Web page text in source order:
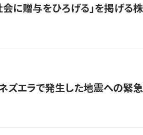
会に贈与をひろげる」を掲げ
ズエラで発生した地震への緊